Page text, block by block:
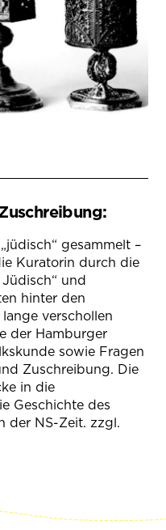
gesammelt –
Kuratorin durch die
und
hinter den
verschollen
der Hamburger
sowie Fragen
Zuschreibung. Die
in die
Geschichte des
der NS-Zeit. zzgl.